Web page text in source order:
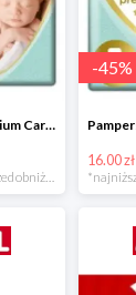
Pampers Pieluchy Premium Care 0 Newborn -24%
*najniższa cena z 30 dni przed obniżką
-45%
16.00 zł